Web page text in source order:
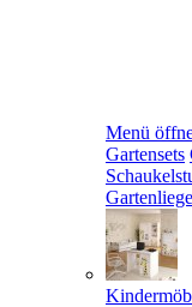
Menü
Gartensets